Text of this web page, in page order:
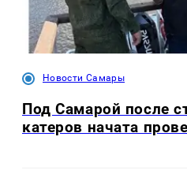
Новости Самары
Под Самарой после
катеров начата